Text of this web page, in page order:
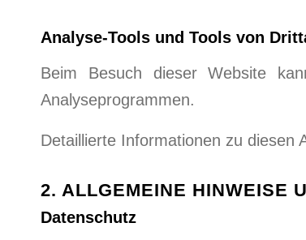
Analyse-Tools und Tools von
Beim Besuch dieser Website
Analyseprogrammen.
Detaillierte Informationen zu diesen
2. ALLGEMEINE HINWEISE
Datenschutz